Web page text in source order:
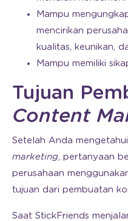
Mampu
mencirikan
kualitas, keunikan,
Mampu memiliki
Tujuan
Content
Setelah Anda
marketing, pertanyaan
perusahaan
tujuan dari pembuatan
Saat StickFriends